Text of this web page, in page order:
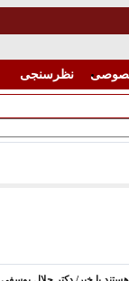
نظرسنجی